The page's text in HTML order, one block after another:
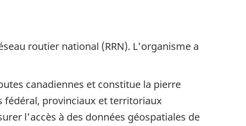
routier national (RRN). L'organisme a
canadiennes et constitue la pierre
fédéral, provinciaux et territoriaux
l'accès à des données géospatiales de